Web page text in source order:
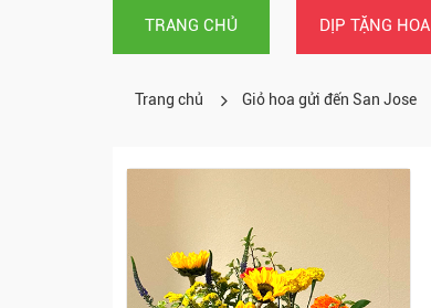
TRANG CHỦ DỊP TẶNG HOA
Trang chủ Giỏ hoa gửi đến San Jose